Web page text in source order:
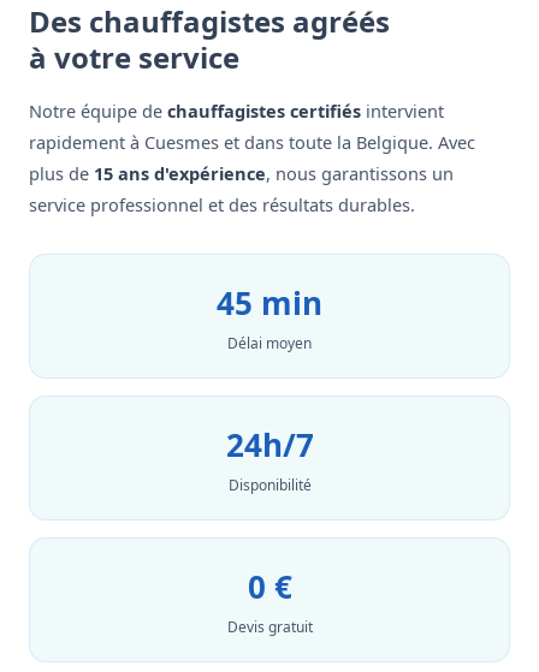
Des chauffagistes agréés
à votre service
Notre équipe de chauffagistes certifiés intervient
rapidement à Cuesmes et dans toute la Belgique. Avec
plus de 15 ans d'expérience, nous garantissons un
service professionnel et des résultats durables.
45 min
Délai moyen
24h/7
Disponibilité
0 €
Devis gratuit